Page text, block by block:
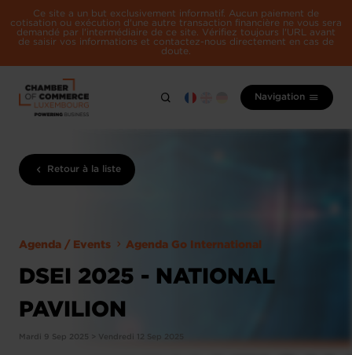
Ce site a un but exclusivement informatif. Aucun paiement de
cotisation ou exécution d'une autre transaction financière ne vous sera
demandé par l'intermédiaire de ce site. Vérifiez toujours l'URL avant
de saisir vos informations et contactez-nous directement en cas de
doute.
Navigation
Retour à la liste
Agenda / Events Agenda Go International
DSEI 2025 - NATIONAL
PAVILION
Mardi 9 Sep 2025 > Vendredi 12 Sep 2025